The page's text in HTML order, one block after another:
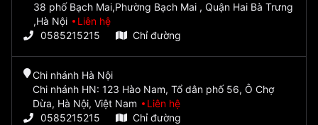
38 phố Bạch Mai,Phường Bạch Mai , Quận Hai Bà Trưng
,Hà Nội
Liên hệ
0585215215
Chỉ đường
Chi nhánh Hà Nội
Chi nhánh HN: 123 Hào Nam, Tổ dân phố 56, Ô Chợ
Dừa, Hà Nội, Việt Nam
Liên hệ
0585215215
Chỉ đường